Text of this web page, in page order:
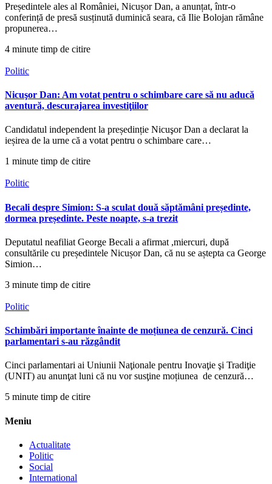
Președintele ales al României, Nicușor Dan, a anunțat, într-o
conferință de presă susținută duminică seara, că Ilie Bolojan rămâne
propunerea…
4 minute timp de citire
Politic
Nicuşor Dan: Am votat pentru o schimbare care să nu aducă
aventură, descurajarea investiţiilor
Candidatul independent la președinție Nicuşor Dan a declarat la
ieșirea de la urne că a votat pentru o schimbare care…
1 minute timp de citire
Politic
Becali despre Simion: S-a sculat două săptămâni președinte,
dormea președinte. Peste noapte, s-a trezit
Deputatul neafiliat George Becali a afirmat ,miercuri, după
consultările cu președintele Nicușor Dan, că nu se aștepta ca George
Simion…
3 minute timp de citire
Politic
Schimbări importante înainte de moțiunea de cenzură. Cinci
parlamentari s-au răzgândit
Cinci parlamentari ai Uniunii Naţionale pentru Inovaţie şi Tradiţie
(UNIT) au anunţat luni că nu vor susţine moțiunea de cenzură…
5 minute timp de citire
Meniu
Actualitate
Politic
Social
International